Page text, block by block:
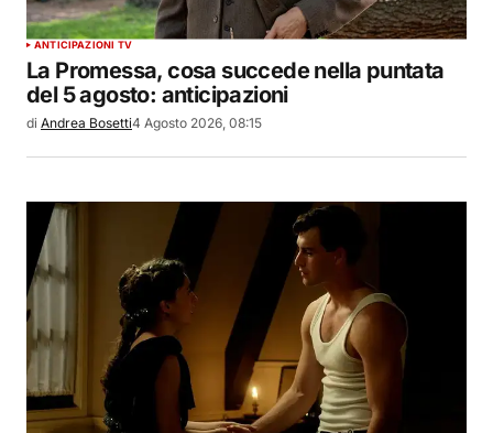
ANTICIPAZIONI TV
La Promessa, cosa succede nella puntata
del 5 agosto: anticipazioni
di Andrea Bosetti4 Agosto 2026, 08:15